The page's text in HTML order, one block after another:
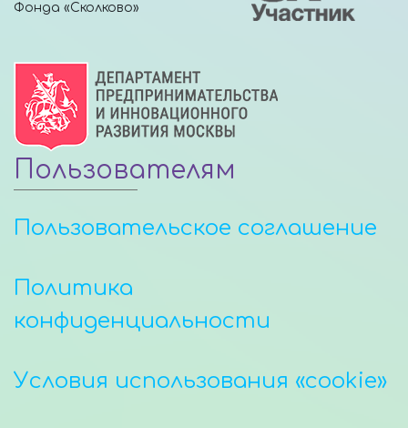
Фонда «Сколково»
Пользователям
Пользовательское соглашение
Политика
конфиденциальности
Условия использования «cookie»